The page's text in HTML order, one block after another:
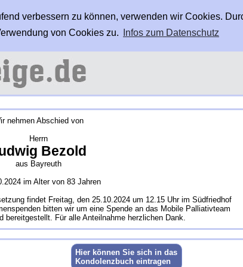
verbessern zu können, verwenden wir Cookies.
von Cookies zu.
Infos zum Datenschutz
nehmen Abschied von
Herrn
Bezold
aus Bayreuth
im Alter von 83 Jahren
findet Freitag, den 25.10.2024 um 12.15 Uhr im Südfriedhof
bitten wir um eine Spende an das Mobile Palliativteam
bereitgestellt. Für alle Anteilnahme herzlichen Dank.
Hier können Sie sich in das
Kondolenzbuch eintragen